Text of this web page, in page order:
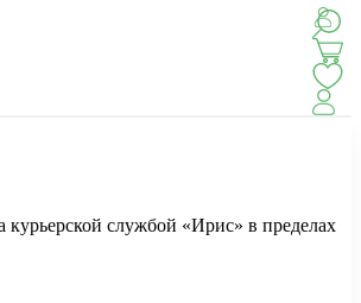
курьерской службой «Ирис» в пределах